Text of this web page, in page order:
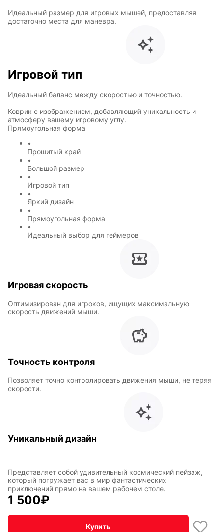
Идеальный размер для игровых мышей, предоставляя
достаточно места для маневра.
Игровой тип
Идеальный баланс между скоростью и точностью.
Коврик с изображением, добавляющий уникальность и
атмосферу вашему игровому углу.
Прямоугольная форма
•
Прошитый край
•
Большой размер
•
Игровой тип
•
Яркий дизайн
•
Прямоугольная форма
•
Идеальный выбор для геймеров
Игровая скорость
Оптимизирован для игроков, ищущих максимальную
скорость движений мыши.
Точность контроля
Позволяет точно контролировать движения мыши, не теряя
скорости.
Уникальный дизайн
Представляет собой удивительный космический пейзаж,
который погружает вас в мир фантастических
приключений прямо на вашем рабочем столе.
1 500₽
Купить
Символы
года
Hot Wheels
Горячие
клавиши
В виде
ковра
INariArt